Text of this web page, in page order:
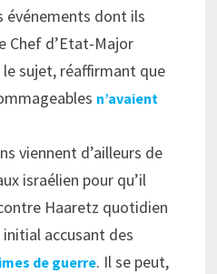
événements dont ils
Chef d’Etat-Major
sujet, réaffirmant que
n’avaient
viennent d’ailleurs de
israélien pour qu’il
Haaretz quotidien
accusant des
de guerre. Il se peut,